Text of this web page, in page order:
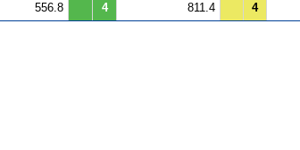
556.8 4 811.4 4